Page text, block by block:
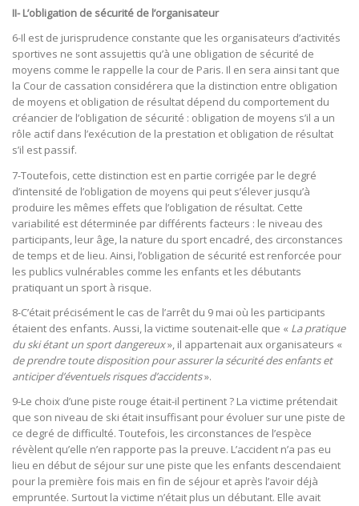
II- L’obligation de sécurité de l’organisateur
6-Il est de jurisprudence constante que les organisateurs d’activités
sportives ne sont assujettis qu’à une obligation de sécurité de
moyens comme le rappelle la cour de Paris. Il en sera ainsi tant que
la Cour de cassation considérera que la distinction entre obligation
de moyens et obligation de résultat dépend du comportement du
créancier de l’obligation de sécurité : obligation de moyens s’il a un
rôle actif dans l’exécution de la prestation et obligation de résultat
s’il est passif.
7-Toutefois, cette distinction est en partie corrigée par le degré
d’intensité de l’obligation de moyens qui peut s’élever jusqu’à
produire les mêmes effets que l’obligation de résultat. Cette
variabilité est déterminée par différents facteurs : le niveau des
participants, leur âge, la nature du sport encadré, des circonstances
de temps et de lieu. Ainsi, l’obligation de sécurité est renforcée pour
les publics vulnérables comme les enfants et les débutants
pratiquant un sport à risque.
8-C’était précisément le cas de l’arrêt du 9 mai où les participants
étaient des enfants. Aussi, la victime soutenait-elle que « La pratique
du ski étant un sport dangereux», il appartenait aux organisateurs «
de prendre toute disposition pour assurer la sécurité des enfants et
anticiper d’éventuels risques d’accidents».
9-Le choix d’une piste rouge était-il pertinent ? La victime prétendait
que son niveau de ski était insuffisant pour évoluer sur une piste de
ce degré de difficulté. Toutefois, les circonstances de l’espèce
révèlent qu’elle n’en rapporte pas la preuve. L’accident n’a pas eu
lieu en début de séjour sur une piste que les enfants descendaient
pour la première fois mais en fin de séjour et après l’avoir déjà
empruntée. Surtout la victime n’était plus un débutant. Elle avait